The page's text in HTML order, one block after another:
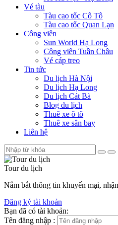
Vé tàu
Tàu cao tốc Cô Tô
Tàu cao tốc Quan Lạn
Công viên
Sun World Hạ Long
Công viên Tuần Châu
Vé cáp treo
Tin tức
Du lịch Hà Nội
Du lịch Hạ Long
Du lịch Cát Bà
Blog du lịch
Thuê xe ô tô
Thuê xe sân bay
Liên hệ
Tour du lịch
Nắm bắt thông tin khuyến mại,
Đăng ký tài khoản
Bạn đã có tài khoản:
Tên đăng nhập :